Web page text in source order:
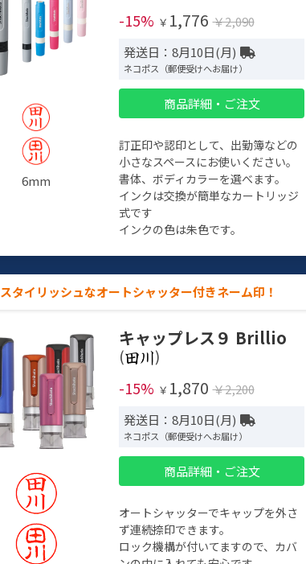
6mm
-15% ￥ 1,776 ￥2,090
発送日：8月10日(月)
ネコポス（郵便受けへお届け）
商品詳細・ご注文
訂正印や認印として、出勤簿などの
小さなスペースにお使いください。
書体、ボディカラーを選べます。
インクは交換が簡単なカートリッジ
式です
インクの色は朱色です。
スタイリッシュなオートシャッター付きネーム印！
キャップレス９ Brillio
(
)
-15% ￥ 1,870 ￥2,200
発送日：8月10日(月)
ネコポス（郵便受けへお届け）
商品詳細・ご注文
オートシャッターでキャップを外さ
ず連続捺印できます。
ロック機構が付いてますので、カバ